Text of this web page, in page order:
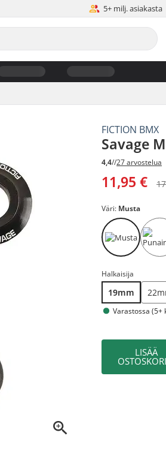
5+ milj. asiakasta
FICTION BMX
Savage
4,4//27 arvostelua
11,95 €
Väri: Musta
Halkaisija
19mm
Varastossa (5+
LISÄÄ